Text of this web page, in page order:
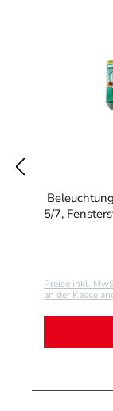
5/7,
Preise inkl.
an der Kasse